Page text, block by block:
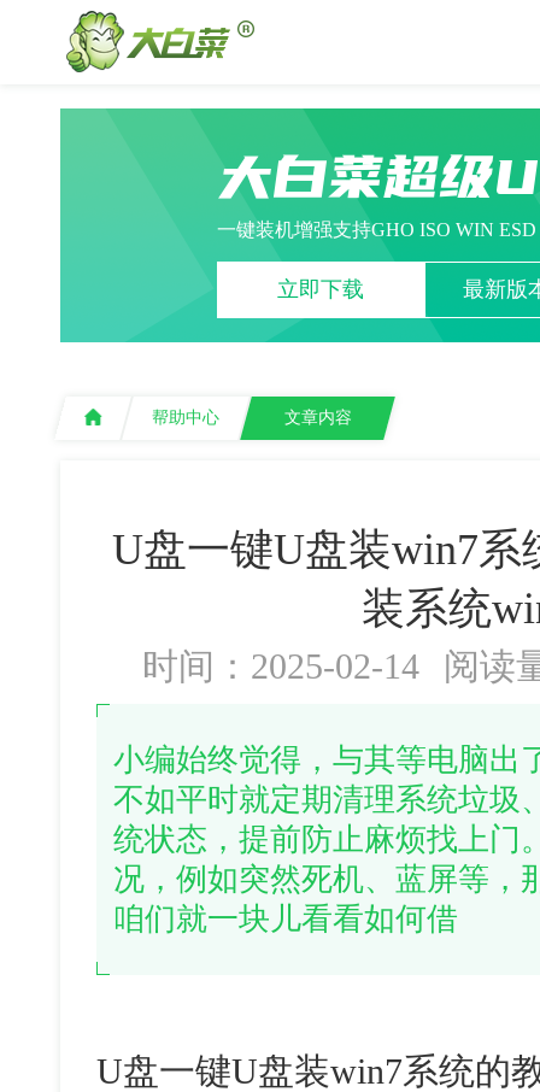
大白菜超级
一键装机增强支持GHO ISO WIN
立即下载 最新版
帮助中心 文章内容
U盘一键U盘装win7
装系统
时间：2025-02-14 阅读
小编始终觉得，与其等电脑出
不如平时就定期清理系统垃圾
统状态，提前防止麻烦找上门
况，例如突然死机、蓝屏等，
咱们就一块儿看看如何借
U盘一键U盘装win7系统的